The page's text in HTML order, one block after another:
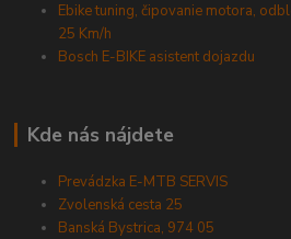
Ebike tuning, čipovanie motora,
25 Km/h
Bosch E-BIKE asistent dojazdu
Kde nás nájdete
Prevádzka E-MTB SERVIS
Zvolenská cesta 25
Banská Bystrica, 974 05